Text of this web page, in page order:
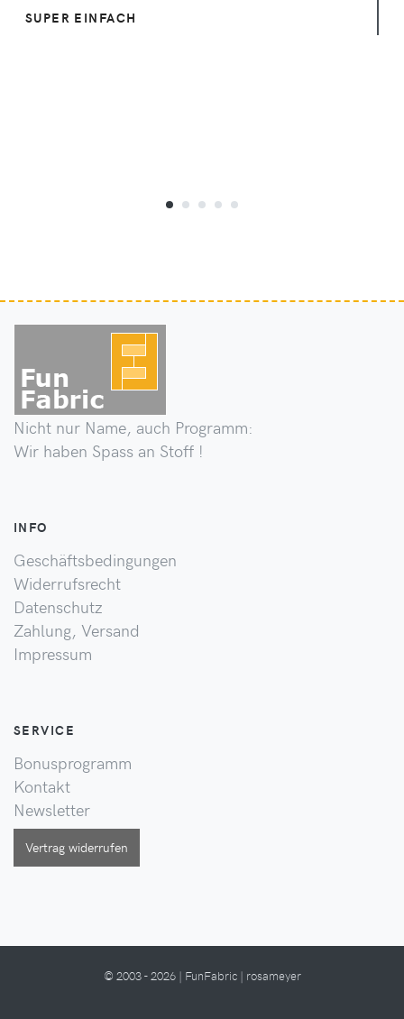
SUPER EINFACH
Nicht nur Name, auch Programm:
Wir haben Spass an Stoff !
INFO
Geschäftsbedingungen
Widerrufsrecht
Datenschutz
Zahlung, Versand
Impressum
SERVICE
Bonusprogramm
Kontakt
Newsletter
Vertrag widerrufen
© 2003 - 2026 | FunFabric | rosameyer